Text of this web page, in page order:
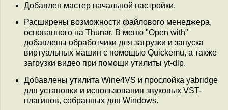
Добавлен мастер начальной настройки.
Расширены возможности файлового менеджера,
основанного на Thunar. В меню "Open with"
добавлены обработчики для загрузки и запуска
виртуальных машин с помощью Quickemu, а также
загрузки видео при помощи утилиты yt-dlp.
Добавлены утилита Wine4VS и прослойка yabridge
для установки и использования звуковых VST-
плагинов, собранных для Windows.